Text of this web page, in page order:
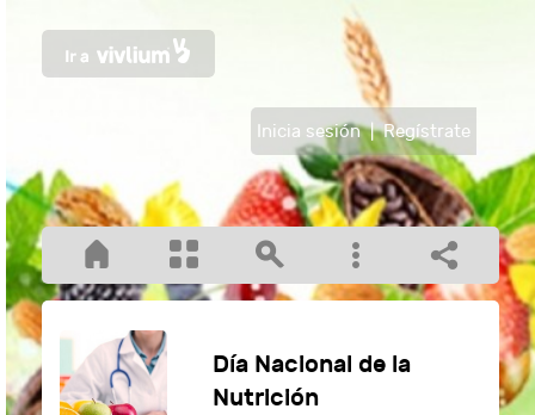
Inicia sesión | Regístrate
Día Nacional de la
Nutrición